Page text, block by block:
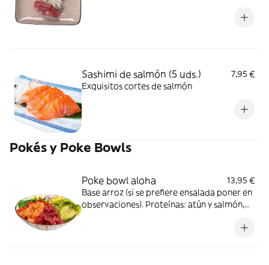
Sashimi de salmón (5 uds.)
7,95 €
Exquisitos cortes de salmón
Pokés y Poke Bowls
Poke bowl aloha
13,95 €
Base arroz (si se prefiere ensalada poner en
observaciones). Proteínas: atún y salmón,